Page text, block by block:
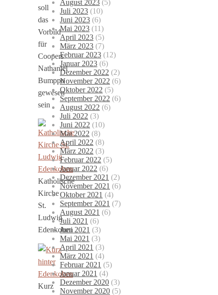
soll
das
Vorbild
für
Coopers
Nathaniel
Bumppo
gewesen
sein
Katholische
Kirche
St.
Ludwig
Edenkoben
Kurz
August 2023 (5)
Juli 2023 (10)
Juni 2023 (6)
Mai 2023 (11)
April 2023 (5)
März 2023 (7)
Februar 2023 (12)
Januar 2023 (6)
Dezember 2022 (2)
November 2022 (6)
Oktober 2022 (5)
September 2022 (6)
August 2022 (6)
Juli 2022 (3)
Juni 2022 (10)
Mai 2022 (8)
April 2022 (8)
März 2022 (3)
Februar 2022 (5)
Januar 2022 (6)
Dezember 2021 (2)
November 2021 (6)
Oktober 2021 (4)
September 2021 (7)
August 2021 (6)
Juli 2021 (6)
Juni 2021 (3)
Mai 2021 (3)
April 2021 (3)
März 2021 (4)
Februar 2021 (5)
Januar 2021 (4)
Dezember 2020 (3)
November 2020 (5)